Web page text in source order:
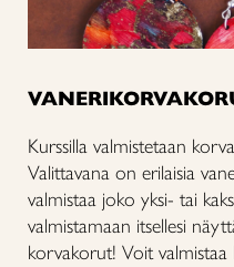
Kurssilla valmistetaan
Valittavana on erilaisia
valmistaa joko yksi- tai
valmistamaan itsellesi
korvakorut! Voit